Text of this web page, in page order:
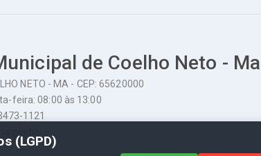
de Coelho Neto - Ma
NETO - MA - CEP: 65620000
feira: 08:00 às 13:00
1121
(LGPD)